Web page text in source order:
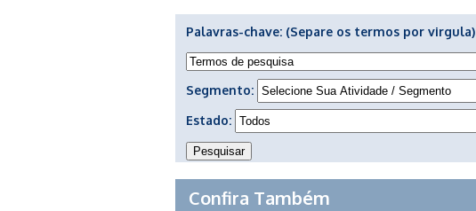
Palavras-chave: (Separe os termos por virgula)
Segmento:
Estado:
Confira Também